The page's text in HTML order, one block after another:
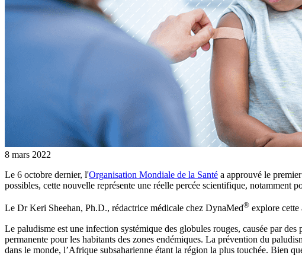
8 mars 2022
Le 6 octobre dernier, l'Organisation Mondiale de la Santé a approuvé le
possibles, cette nouvelle représente une réelle percée scientifique, notamment
Le Dr Keri Sheehan, Ph.D., rédactrice médicale chez DynaMed® explore cette
Le paludisme est une infection systémique des globules rouges, causée par des
permanente pour les habitants des zones endémiques. La prévention du
dans le monde, l’Afrique subsaharienne étant la région la plus touchée. Bien